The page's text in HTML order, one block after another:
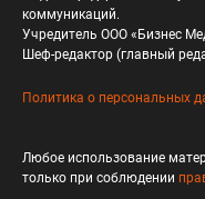
коммуникаций.
Учредитель ООО «Бизнес
Шеф-редактор (главный
Политика о персональных
Любое использование
только при соблюдении